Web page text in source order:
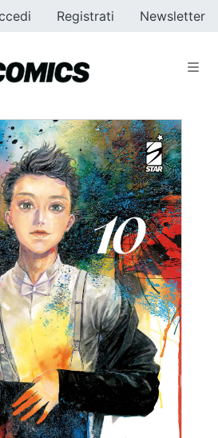
Registrati Newsletter